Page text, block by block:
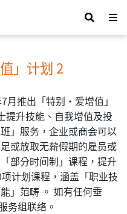
」计划 2
推出「特别・爱增值」
提升技能、自我增值及投
」服务，企业或商会可以
或放取无薪假期的雇员或
部分时间制」课程，提升
计划课程，涵盖「职业技
」范畴 。 如有任何垂
务组联络。